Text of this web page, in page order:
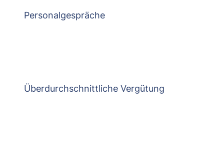
Personalgespräche
Überdurchschnittliche Vergütung